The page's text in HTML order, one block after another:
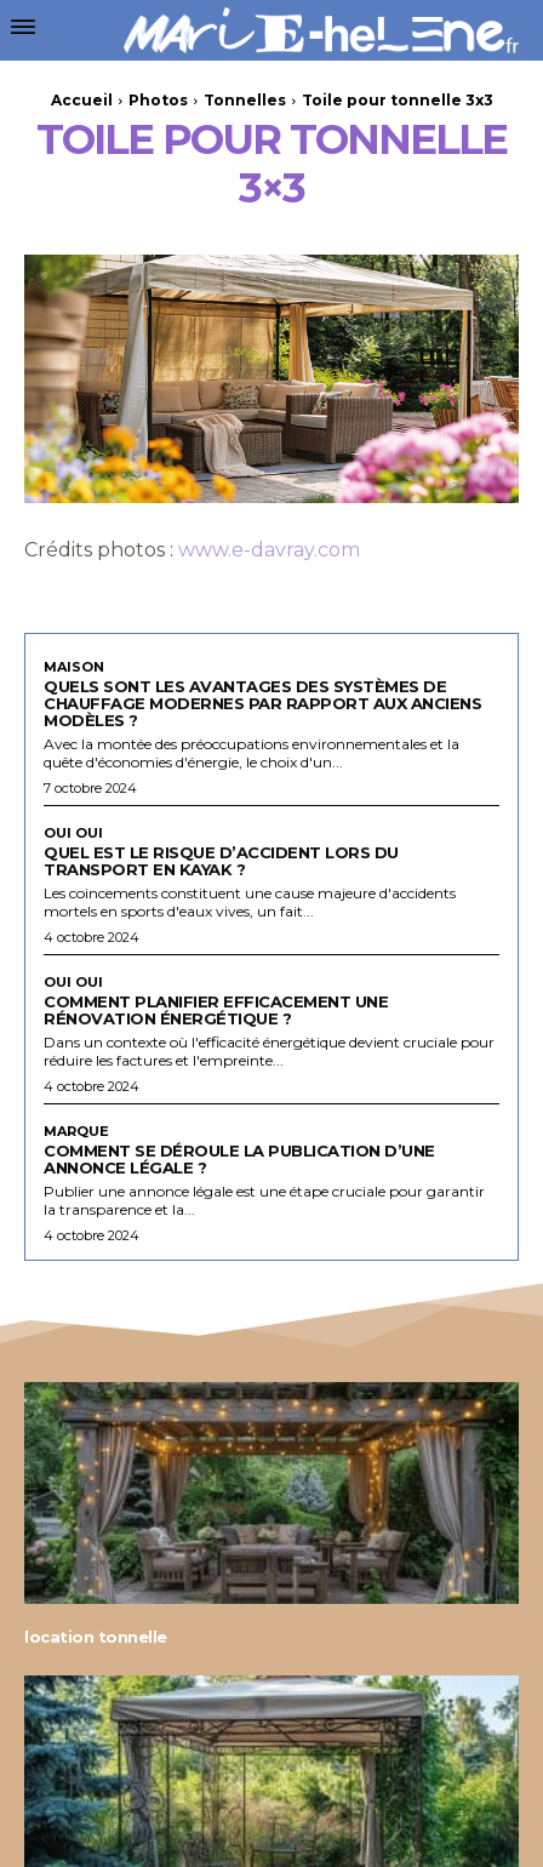
Accueil Photos Tonnelles Toile pour tonnelle 3x3
TOILE POUR TONNELLE
3×3
Crédits photos : www.e-davray.com
MAISON
QUELS SONT LES AVANTAGES DES SYSTÈMES DE
CHAUFFAGE MODERNES PAR RAPPORT AUX ANCIENS
MODÈLES ?
Avec la montée des préoccupations environnementales et la
quête d'économies d'énergie, le choix d'un...
7 octobre 2024
OUI OUI
QUEL EST LE RISQUE D’ACCIDENT LORS DU
TRANSPORT EN KAYAK ?
Les coincements constituent une cause majeure d'accidents
mortels en sports d'eaux vives, un fait...
4 octobre 2024
OUI OUI
COMMENT PLANIFIER EFFICACEMENT UNE
RÉNOVATION ÉNERGÉTIQUE ?
Dans un contexte où l'efficacité énergétique devient cruciale pour
réduire les factures et l'empreinte...
4 octobre 2024
MARQUE
COMMENT SE DÉROULE LA PUBLICATION D’UNE
ANNONCE LÉGALE ?
Publier une annonce légale est une étape cruciale pour garantir
la transparence et la...
4 octobre 2024
location tonnelle